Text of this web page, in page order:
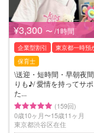
¥3,300 〜 /1時間
企業型割引
東京都一時預
保育士
\送迎・短時間・早朝夜
りも♪/ 愛情を持ってサ
た...
(159回)
0歳10ヶ月〜15歳11ヶ月
東京都渋谷区在住